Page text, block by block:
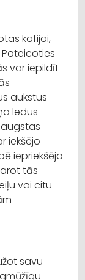
kafijai,
var iepildīt
aukstus
ledus
iekšējo
iepriekšējo
tās
vai citu
savu